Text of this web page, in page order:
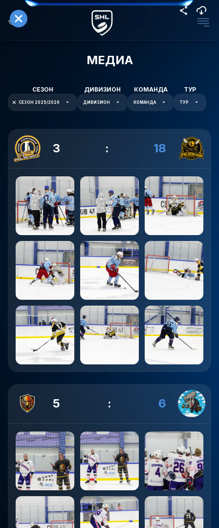
МЕДИА
СЕЗОН
СЕЗОН 2025/2026
ДИВИЗИОН
ДИВИЗИОН
КОМАНДА
КОМАНДА
ТУР
ТУР
3 : 18
5 : 6